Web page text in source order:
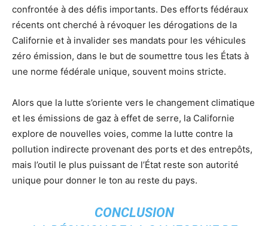
confrontée à des défis importants. Des efforts fédéraux
récents ont cherché à révoquer les dérogations de la
Californie et à invalider ses mandats pour les véhicules
zéro émission, dans le but de soumettre tous les États à
une norme fédérale unique, souvent moins stricte.
Alors que la lutte s’oriente vers le changement climatique
et les émissions de gaz à effet de serre, la Californie
explore de nouvelles voies, comme la lutte contre la
pollution indirecte provenant des ports et des entrepôts,
mais l’outil le plus puissant de l’État reste son autorité
unique pour donner le ton au reste du pays.
CONCLUSION